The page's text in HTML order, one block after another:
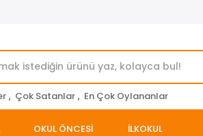
, Çok Satanlar , En Çok Oylananlar
OKUL ÖNCESİ İLKOKUL